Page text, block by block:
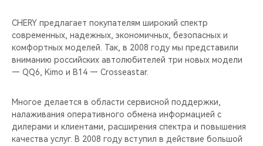
CHERY предлагает покупателям широкий спектр
современных, надежных, экономичных, безопасных и
комфортных моделей. Так, в 2008 году мы представили
вниманию российских автолюбителей три новых модели
— QQ6, Kimo и B14 — Crosseastar.
Многое делается в области сервисной поддержки,
налаживания оперативного обмена информацией с
дилерами и клиентами, расширения спектра и повышения
качества услуг. В 2008 году вступил в действие большой